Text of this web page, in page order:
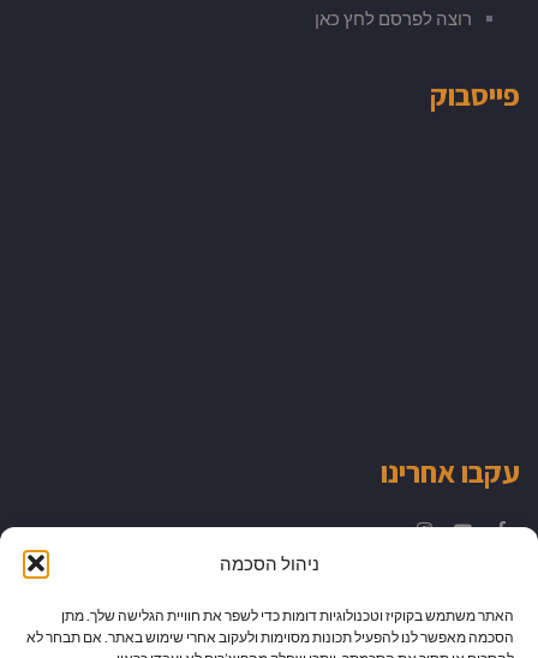
ניהול הסכמה
האתר משתמש בקוקיז וטכנולוגיות דומות כדי לשפר את חוויית הגלישה שלך. מתן
הסכמה מאפשר לנו להפעיל תכונות מסוימות ולעקוב אחרי שימוש באתר. אם תבחר לא
רוצה לפרסם לחץ כאן
פייסבוק
עקבו אחרינו